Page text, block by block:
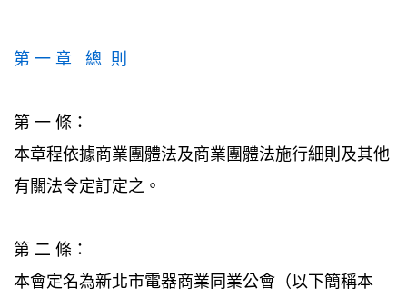
第 一 章 總 則
第 一 條：
本章程依據商業團體法及商業團體法施行細則及其他
有關法令定訂定之。
第 二 條：
本會定名為新北市電器商業同業公會（以下簡稱本